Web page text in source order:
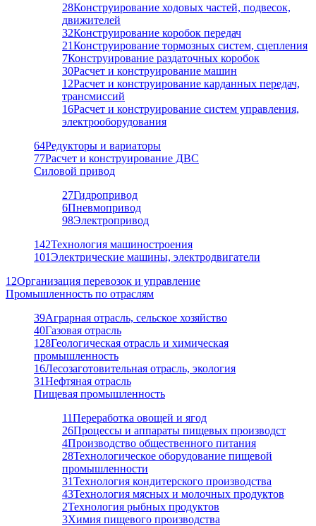
28Конструирование ходовых частей, подвесок,
движителей
32Конструирование коробок передач
21Конструирование тормозных систем, сцепления
7Конструирование раздаточных коробок
30Расчет и конструирование машин
12Расчет и конструирование карданных передач,
трансмиссий
16Расчет и конструирование систем управления,
электрооборудования
64Редукторы и вариаторы
77Расчет и конструирование ДВС
Силовой привод
27Гидропривод
6Пневмопривод
98Электропривод
142Технология машиностроения
101Электрические машины, электродвигатели
12Организация перевозок и управление
Промышленность по отраслям
39Аграрная отрасль, сельское хозяйство
40Газовая отрасль
128Геологическая отрасль и химическая
промышленность
16Лесозаготовительная отрасль, экология
31Нефтяная отрасль
Пищевая промышленность
11Переработка овощей и ягод
26Процессы и аппараты пищевых производст
4Производство общественного питания
28Технологическое оборудование пищевой
промышленности
31Технология кондитерского производства
43Технология мясных и молочных продуктов
2Технология рыбных продуктов
3Химия пищевого производства